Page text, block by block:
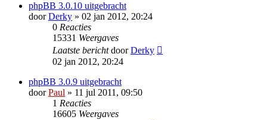
phpBB 3.0.10 uitgebracht
doorDerky » 02 jan 2012, 20:24
0 Reacties
15331 Weergaves
Laatste berichtdoorDerky
02 jan 2012, 20:24
phpBB 3.0.9 uitgebracht
doorPaul » 11 jul 2011, 09:50
1 Reacties
16605 Weergaves